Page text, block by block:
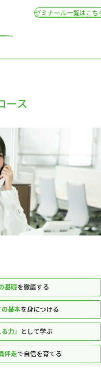
ゼミナール一覧はこち
Next
ース
基礎を徹底する
基本を身につける
力」 として学ぶ
伴走で自信を育てる